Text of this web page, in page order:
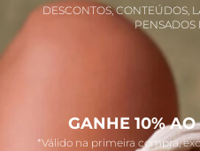
DESCONTOS, CONTEÚDOS,
PENSADOS
GANHE 10%
*Válido na primeira compra,